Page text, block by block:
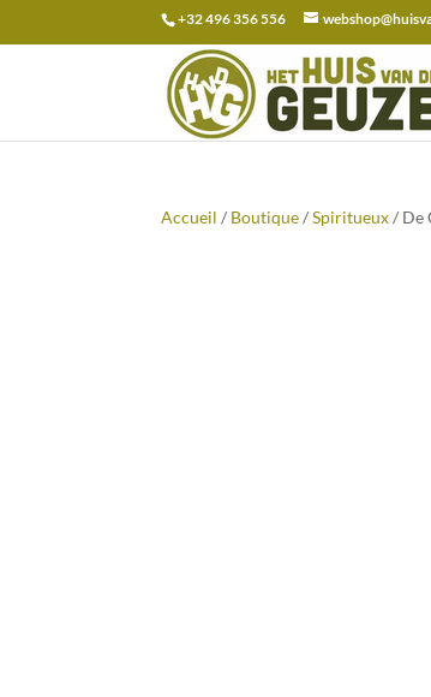
+32 496 356 556
Recherche
pour :
Accueil / Boutique/Spiritueux/ De